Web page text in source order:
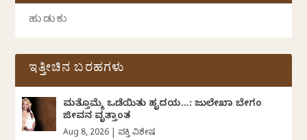
ಇತ್ತೀಚಿನ ಬರಹಗಳು
ಮತ್ತೊಮ್ಮೆ ಒಡೆಯಿತು ಹೃದಯ…: ಜುಲೇಖಾ ಬೇಗಂ
ಜೀವನ ವೃತ್ತಾಂತ
Aug 8, 2026 ವ್ಯಕ್ತಿ ವಿಶೇಷ